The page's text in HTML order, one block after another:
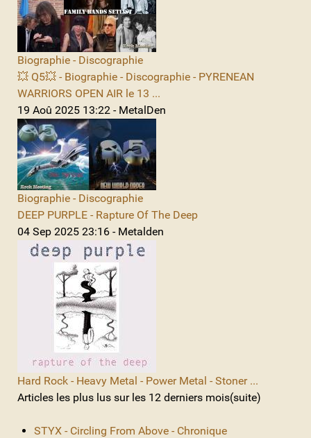
Biographie - Discographie
💥 Q5💥 - Biographie - Discographie - PYRENEAN
WARRIORS OPEN AIR le 13 ...
19 Aoû 2025 13:22 - MetalDen
Biographie - Discographie
DEEP PURPLE - Rapture Of The Deep
04 Sep 2025 23:16 - Metalden
Hard Rock - Heavy Metal - Power Metal - Stoner ...
Articles les plus lus sur les 12 derniers mois(suite)
STYX - Circling From Above - Chronique